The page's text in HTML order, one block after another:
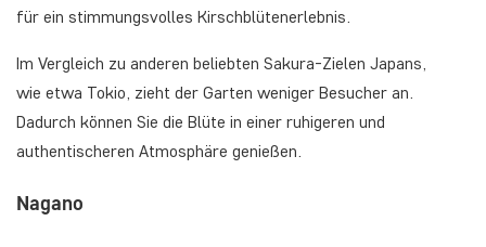
für ein stimmungsvolles Kirschblütenerlebnis.
Im Vergleich zu anderen beliebten Sakura-Zielen Japans,
wie etwa Tokio, zieht der Garten weniger Besucher an.
Dadurch können Sie die Blüte in einer ruhigeren und
authentischeren Atmosphäre genießen.
Nagano